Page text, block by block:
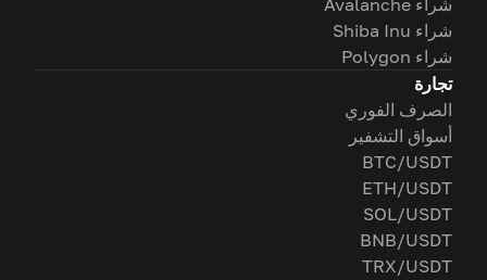
شراء Avalanche
شراء Shiba Inu
شراء Polygon
تجارة
الصرف الفوري
أسواق التشفير
BTC/USDT
ETH/USDT
SOL/USDT
BNB/USDT
TRX/USDT